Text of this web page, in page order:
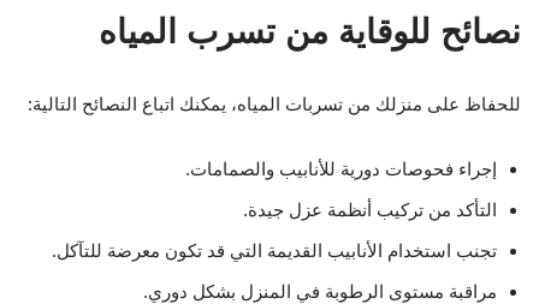
نصائح للوقاية من تسرب المياه
للحفاظ على منزلك من تسربات المياه، يمكنك اتباع النصائح التالية:
إجراء فحوصات دورية للأنابيب والصمامات.
التأكد من تركيب أنظمة عزل جيدة.
تجنب استخدام الأنابيب القديمة التي قد تكون معرضة للتآكل.
مراقبة مستوى الرطوبة في المنزل بشكل دوري.